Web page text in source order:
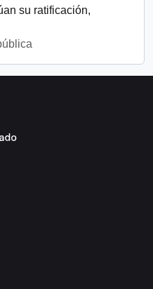
su ratificación,